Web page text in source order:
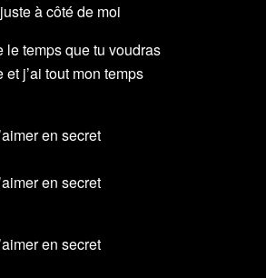
à côté de moi
le temps que tu voudras
j’ai tout mon temps
en secret
en secret
en secret